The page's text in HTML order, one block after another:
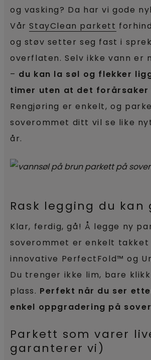
og vasking? Da har vi gode
VårStayClean parkett
og støv setter seg fast i
overflaten. Selv ikke vann er
– du kan la søl og flekker
timer uten at det forårsaker
Rengjøring er enkelt, og
soverommet ditt vil se like
år.
Rask legging du kan
Klar, ferdig, gå! Å legge ny
soverommet er enkelt
innovative PerfectFold™ og
Du trenger ikke lim, bare
plass. Perfekt når du ser
enkel oppgradering på
Parkett som varer
garanterer vi)